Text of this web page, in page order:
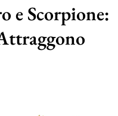
e Scorpione: